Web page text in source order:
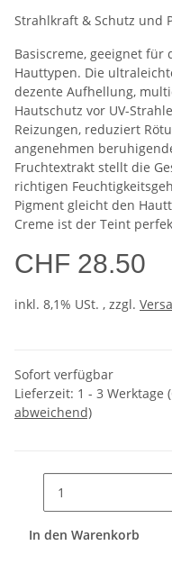
Strahlkraft & Schutz und
Basiscreme, geeignet für
Hauttypen. Die
dezente Aufhellung,
Hautschutz vor UV-
Reizungen, reduziert
angenehmen
Fruchtextrakt stellt die
richtigen
Pigment gleicht den
Creme ist der Teint
CHF 28.50
inkl. 8,1% USt. , zzgl.
Sofort verfügbar
Lieferzeit: 1 - 3 Werktage
abweichend)
In den Warenkorb